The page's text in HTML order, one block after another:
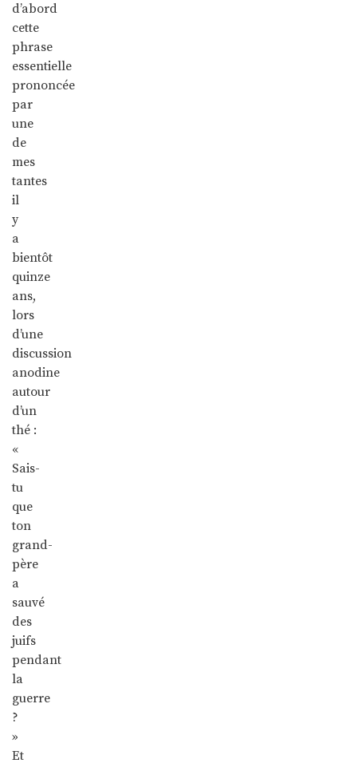
d’abord
cette
phrase
essentielle
prononcée
par
une
de
mes
tantes
il
y
a
bientôt
quinze
ans,
lors
d’une
discussion
anodine
autour
d’un
thé :
«
Sais-
tu
que
ton
grand-
père
a
sauvé
des
juifs
pendant
la
guerre
?
»
Et